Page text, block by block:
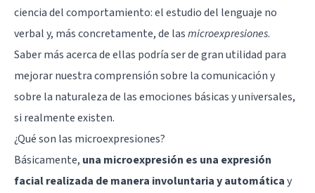
ciencia del comportamiento: el estudio del lenguaje no
verbaly, más concretamente, de lasmicroexpresiones.
Saber más acerca de ellas podría ser de gran utilidad para
mejorar nuestra comprensión sobre la comunicación y
sobre la naturaleza de lasemociones básicasy universales,
si realmente existen.
¿Qué son las microexpresiones?
Básicamente, una microexpresión es una expresión
facial realizada de manera involuntaria y automáticay